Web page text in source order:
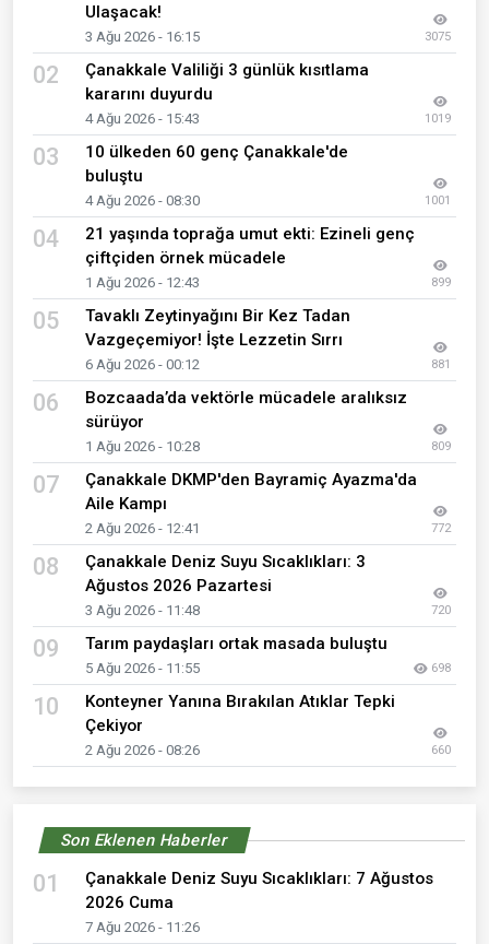
Ulaşacak!
3 Ağu 2026 - 16:15 3075
02
Çanakkale Valiliği 3 günlük kısıtlama
kararını duyurdu
4 Ağu 2026 - 15:43 1019
03
10 ülkeden 60 genç Çanakkale'de
buluştu
4 Ağu 2026 - 08:30 1001
04
21 yaşında toprağa umut ekti: Ezineli genç
çiftçiden örnek mücadele
1 Ağu 2026 - 12:43 899
05
Tavaklı Zeytinyağını Bir Kez Tadan
Vazgeçemiyor! İşte Lezzetin Sırrı
6 Ağu 2026 - 00:12 881
06
Bozcaada’da vektörle mücadele aralıksız
sürüyor
1 Ağu 2026 - 10:28 809
07
Çanakkale DKMP'den Bayramiç Ayazma'da
Aile Kampı
2 Ağu 2026 - 12:41 772
08
Çanakkale Deniz Suyu Sıcaklıkları: 3
Ağustos 2026 Pazartesi
3 Ağu 2026 - 11:48 720
09 Tarım paydaşları ortak masada buluştu
5 Ağu 2026 - 11:55 698
10
Konteyner Yanına Bırakılan Atıklar Tepki
Çekiyor
2 Ağu 2026 - 08:26 660
Son Eklenen Haberler
01
Çanakkale Deniz Suyu Sıcaklıkları: 7 Ağustos
2026 Cuma
7 Ağu 2026 - 11:26